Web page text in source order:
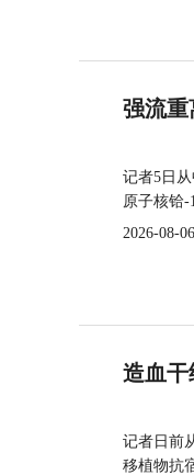
强流重
记者5日
原子核铪-
2026-08-
造血干
记者日前
移植物抗